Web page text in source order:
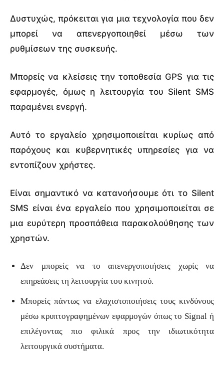
Δυστυχώς, πρόκειται για μια τεχνολογία που δεν
μπορεί να απενεργοποιηθεί μέσω των
ρυθμίσεων της συσκευής.
Μπορείς να κλείσεις την τοποθεσία GPS για τις
εφαρμογές, όμως η λειτουργία του Silent SMS
παραμένει ενεργή.
Αυτό το εργαλείο χρησιμοποιείται κυρίως από
παρόχους και κυβερνητικές υπηρεσίες για να
εντοπίζουν χρήστες.
Είναι σημαντικό να κατανοήσουμε ότι το Silent
SMS είναι ένα εργαλείο που χρησιμοποιείται σε
μια ευρύτερη προσπάθεια παρακολούθησης των
χρηστών.
Δεν μπορείς να το απενεργοποιήσεις χωρίς να
επηρεάσεις τη λειτουργία του κινητού.
Μπορείς πάντως να ελαχιστοποιήσεις τους κινδύνους
μέσω κρυπτογραφημένων εφαρμογών όπως το Signal ή
επιλέγοντας πιο φιλικά προς την ιδιωτικότητα
λειτουργικά συστήματα.